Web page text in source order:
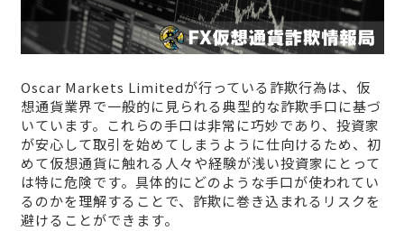
Oscar Markets Limitedが行っている詐欺行為は、仮
想通貨業界で一般的に見られる典型的な詐欺手口に基づ
いています。これらの手口は非常に巧妙であり、投資家
が安心して取引を始めてしまうように仕向けるため、初
めて仮想通貨に触れる人々や経験が浅い投資家にとって
は特に危険です。具体的にどのような手口が使われてい
るのかを理解することで、詐欺に巻き込まれるリスクを
避けることができます。